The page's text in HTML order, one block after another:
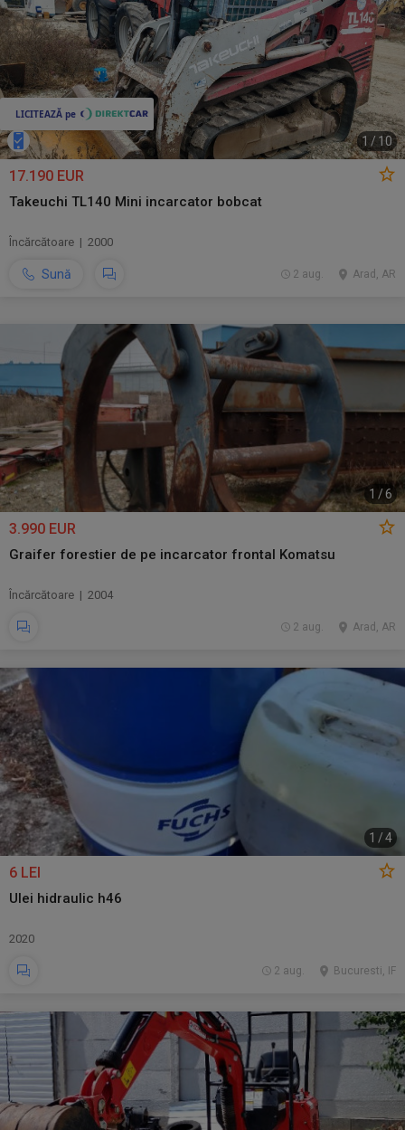
1 /10
17.190 EUR
Takeuchi TL140 Mini incarcator bobcat
Încărcătoare | 2000
Sună Arad, AR
2 aug.
1 /6
3.990 EUR
Graifer forestier de pe incarcator frontal Komatsu
Încărcătoare | 2004
Arad, AR
2 aug.
1 /4
6 LEI
Ulei hidraulic h46
2020
Bucuresti, IF
2 aug.